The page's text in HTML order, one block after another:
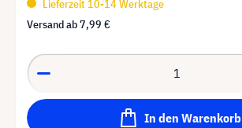
Lieferzeit 10-14 Werktage
Versand ab7,99 €
In den Warenkorb